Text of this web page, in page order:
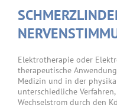
Elektrotherapie oder
therapeutische
Medizin und in der
unterschiedliche
Wechselstrom durch den